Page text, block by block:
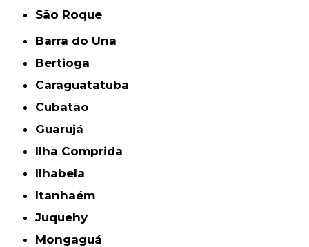
São Roque
Barra do Una
Bertioga
Caraguatatuba
Cubatão
Guarujá
Ilha Comprida
Ilhabela
Itanhaém
Juquehy
Mongaguá